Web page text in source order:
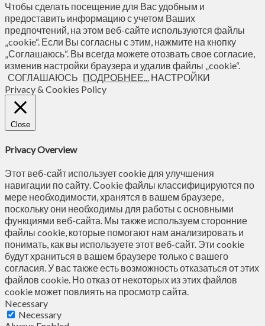
Чтобы сделать посещение для Вас удобным и
предоставить информацию с учетом Ваших
предпочтений, на этом веб-сайте используются файлы
„cookie“. Если Вы согласны с этим, нажмите на кнопку
„Соглашаюсь“. Вы всегда можете отозвать свое согласие,
изменив настройки браузера и удалив файлы „cookie“.
СОГЛАШАЮСЬ ПОДРОБНЕЕ... НАСТРОЙКИ
Privacy & Cookies Policy
Close
Privacy Overview
Этот веб-сайт использует cookie для улучшения
навигации по сайту. Сookie файлы классифицируются по
мере необходимости, хранятся в вашем браузере,
поскольку они необходимы для работы с основными
функциями веб-сайта. Мы также используем сторонние
файлы cookie, которые помогают нам анализировать и
понимать, как вы используете этот веб-сайт. Эти cookie
будут храниться в вашем браузере только с вашего
согласия. У вас также есть возможность отказаться от этих
файлов cookie. Но отказ от некоторых из этих файлов
cookie может повлиять на просмотр сайта.
Necessary
Necessary